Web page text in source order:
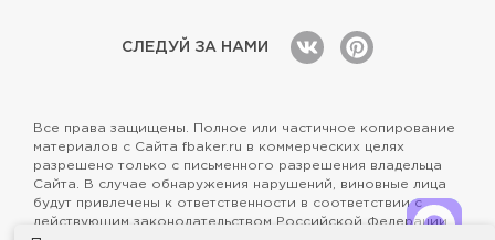
СЛЕДУЙ ЗА НАМИ
Все права защищены. Полное или частичное копирование
материалов с Сайта fbaker.ru в коммерческих целях
разрешено только с письменного разрешения владельца
Сайта. В случае обнаружения нарушений, виновные лица
будут привлечены к ответственности в соответствии с
действующим законодательством Российской Федерации.